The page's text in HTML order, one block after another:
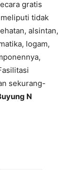
gratis
tidak
alsintan,
logam,
sekurang-
N